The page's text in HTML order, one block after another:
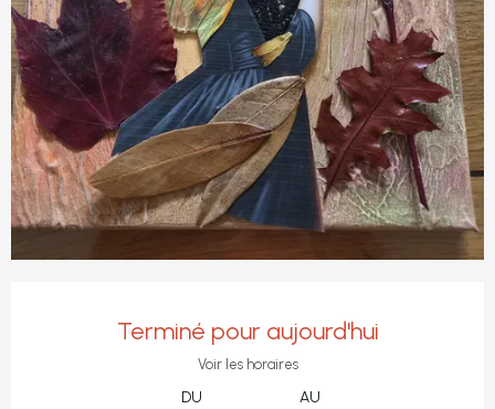
Terminé pour aujourd'hui
Voir les horaires
DU AU